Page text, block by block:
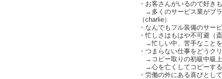
・お客さんがいるので好き
→多くのサービス業がブ
（charlie）
・なんでもフル装備のサー
・忙しさはもはや不可避（
→忙しい中、苦手なこと
・つまらない仕事をどうク
→コピー取りの初級中級
→心を亡くしてコピーす
・労働の外にある喜びとし